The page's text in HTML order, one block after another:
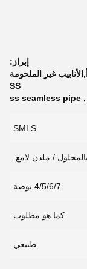
إبراز:
غير الملحومة
SS
,
ss seamless pipe
SMLS
/ ملدن لامع.
4/5/6/7 بوصة
كما هو مطلوب
طبيعي